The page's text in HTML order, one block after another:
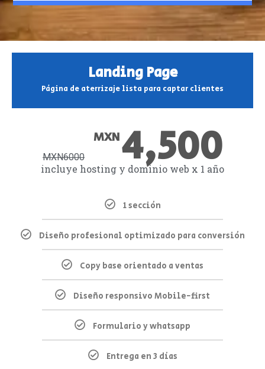
Landing Page
Página de aterrizaje lista para captar clientes
MXN6000
MXN4,500
incluye hosting y dominio web x 1 año
1 sección
Diseño profesional optimizado para conversión
Copy base orientado a ventas
Diseño responsivo Mobile-first
Formulario y whatsapp
Entrega en 3 días